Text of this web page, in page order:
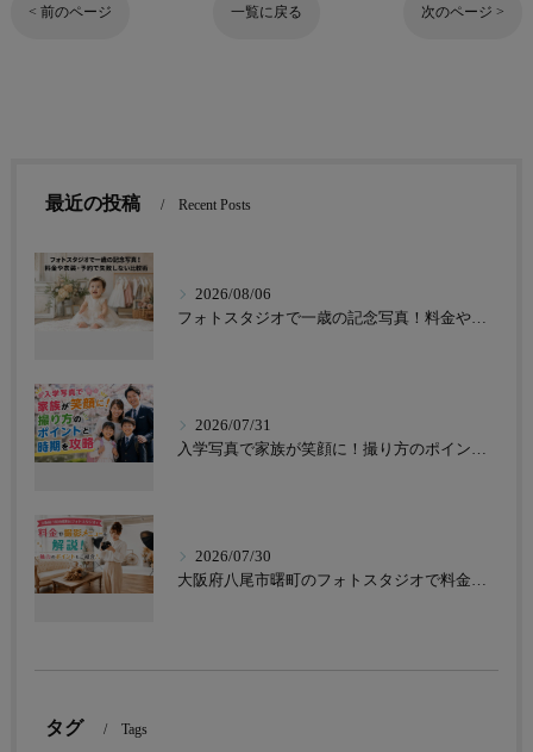
< 前のページ 一覧に戻る 次のページ >
最近の投稿 Recent Posts
2026/08/06
フォトスタジオで一歳の記念写真！料金や衣装・予約で失敗しない比較術
2026/07/31
2026/07/30
タグ Tags